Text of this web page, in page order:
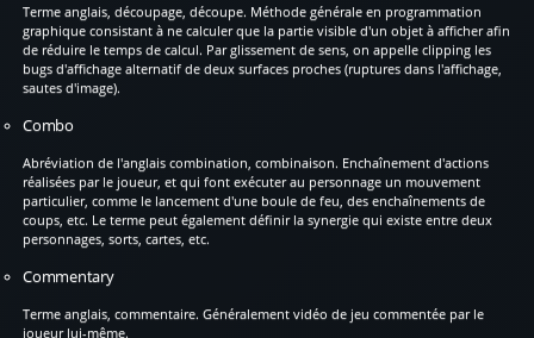
Terme anglais, découpage, découpe. Méthode générale en programmation
graphique consistant à ne calculer que la partie visible d'un objet à afficher afin
de réduire le temps de calcul. Par glissement de sens, on appelle clipping les
bugs d'affichage alternatif de deux surfaces proches (ruptures dans l'affichage,
sautes d'image).
Combo
Abréviation de l'anglais combination, combinaison. Enchaînement d'actions
réalisées par le joueur, et qui font exécuter au personnage un mouvement
particulier, comme le lancement d'une boule de feu, des enchaînements de
coups, etc. Le terme peut également définir la synergie qui existe entre deux
personnages, sorts, cartes, etc.
Commentary
Terme anglais, commentaire. Généralement vidéo de jeu commentée par le
joueur lui-même.